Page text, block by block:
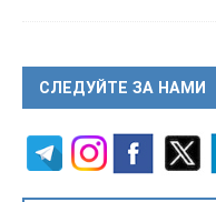
СЛЕДУЙТЕ ЗА НАМИ